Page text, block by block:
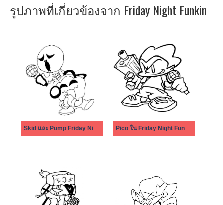
รูปภาพที่เกี่ยวข้องจาก Friday Night Funkin